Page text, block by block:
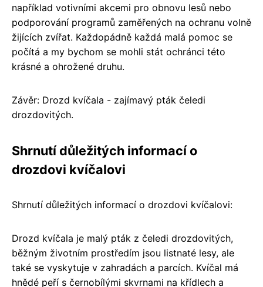
například votivními akcemi pro obnovu lesů nebo
podporování programů zaměřených na ochranu volně
žijících zvířat. Každopádně každá malá pomoc se
počítá a my bychom se mohli stát ochránci této
krásné a ohrožené druhu.
Závěr: Drozd kvíčala - zajímavý pták čeledi
drozdovitých.
Shrnutí důležitých informací o
drozdovi kvíčalovi
Shrnutí důležitých informací o drozdovi kvíčalovi:
Drozd kvíčala je malý pták z čeledi drozdovitých,
běžným životním prostředím jsou listnaté lesy, ale
také se vyskytuje v zahradách a parcích. Kvíčal má
hnědé peří s černobílými skvrnami na křídlech a